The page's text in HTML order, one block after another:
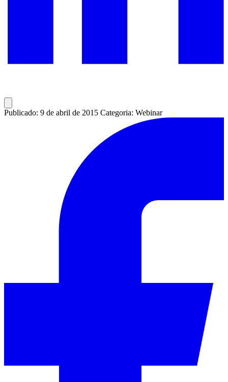
Publicado: 9 de abril de 2015 Categoria: Webinar